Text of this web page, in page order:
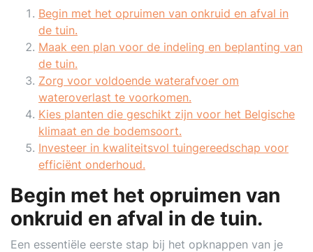
Begin met het opruimen van onkruid en afval in
de tuin.
Maak een plan voor de indeling en beplanting van
de tuin.
Zorg voor voldoende waterafvoer om
wateroverlast te voorkomen.
Kies planten die geschikt zijn voor het Belgische
klimaat en de bodemsoort.
Investeer in kwaliteitsvol tuingereedschap voor
efficiënt onderhoud.
Begin met het opruimen van
onkruid en afval in de tuin.
Een essentiële eerste stap bij het opknappen van je